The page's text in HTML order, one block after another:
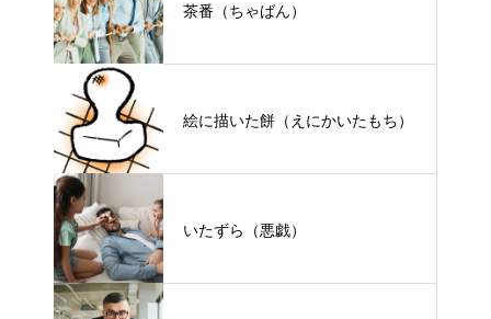
茶番（ちゃばん）
絵に描いた餅（えにかいたもち）
いたずら（悪戯）